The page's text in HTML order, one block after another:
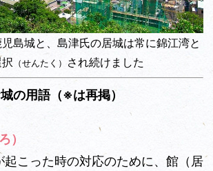
島城と、島津氏の居城は常に錦江湾と
（せんたく） され続けました
の用語（※は再掲）
）
起こった時の対応のために、館（居